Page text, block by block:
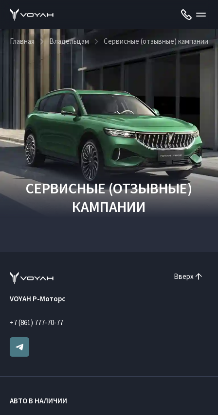
Главная Владельцам Сервисные (отзывные) кампании
СЕРВИСНЫЕ (ОТЗЫВНЫЕ)
КАМПАНИИ
Вверх
VOYAH Р-Моторс
+7 (861) 777-70-77
АВТО В НАЛИЧИИ